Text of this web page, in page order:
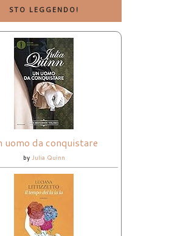
STO LEGGENDO!
uomo da conquistare
by Julia Quinn